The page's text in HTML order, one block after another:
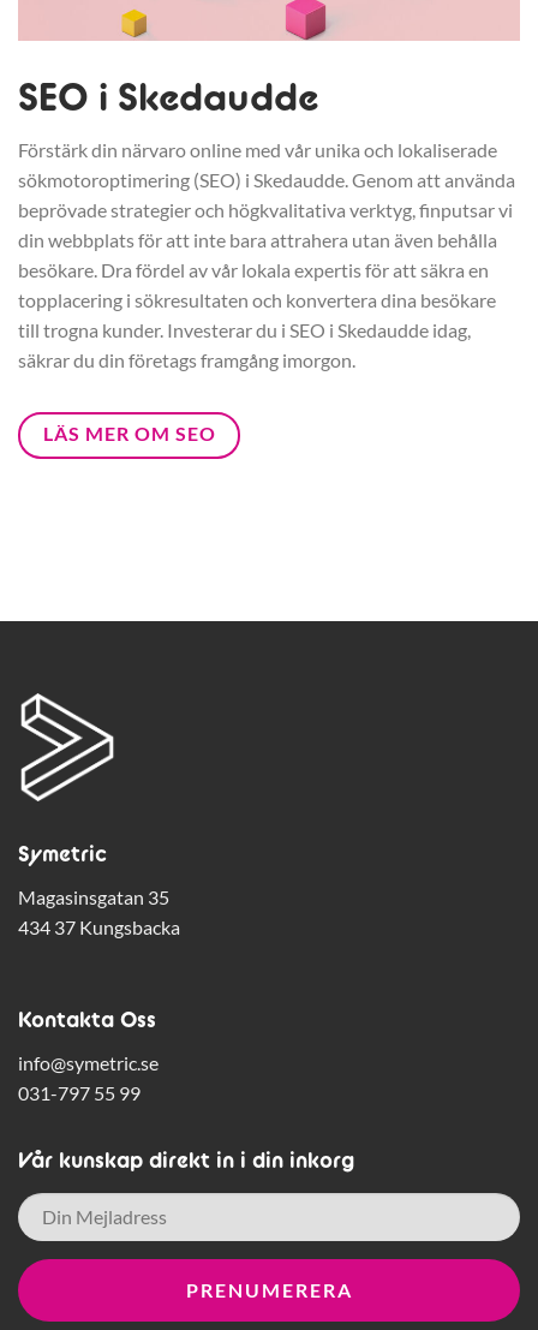
SEO i Skedaudde
Förstärk din närvaro online med vår unika och lokaliserade
sökmotoroptimering (SEO) i Skedaudde. Genom att använda
beprövade strategier och högkvalitativa verktyg, finputsar vi
din webbplats för att inte bara attrahera utan även behålla
besökare. Dra fördel av vår lokala expertis för att säkra en
topplacering i sökresultaten och konvertera dina besökare
till trogna kunder. Investerar du i SEO i Skedaudde idag,
säkrar du din företags framgång imorgon.
LÄS MER OM SEO
Symetric
Magasinsgatan 35
434 37 Kungsbacka
Kontakta Oss
info@symetric.se
031-797 55 99
Vår kunskap direkt in i din inkorg
E-
post *